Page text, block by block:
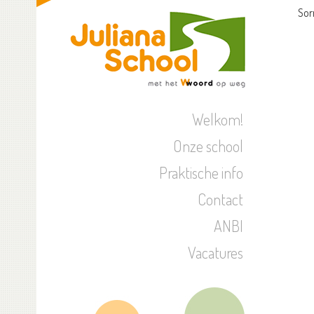
Welkom!
Onze school
Praktische info
Contact
ANBI
Vacatures